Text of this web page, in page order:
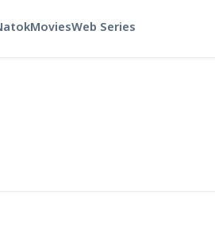
MoviesWeb Series